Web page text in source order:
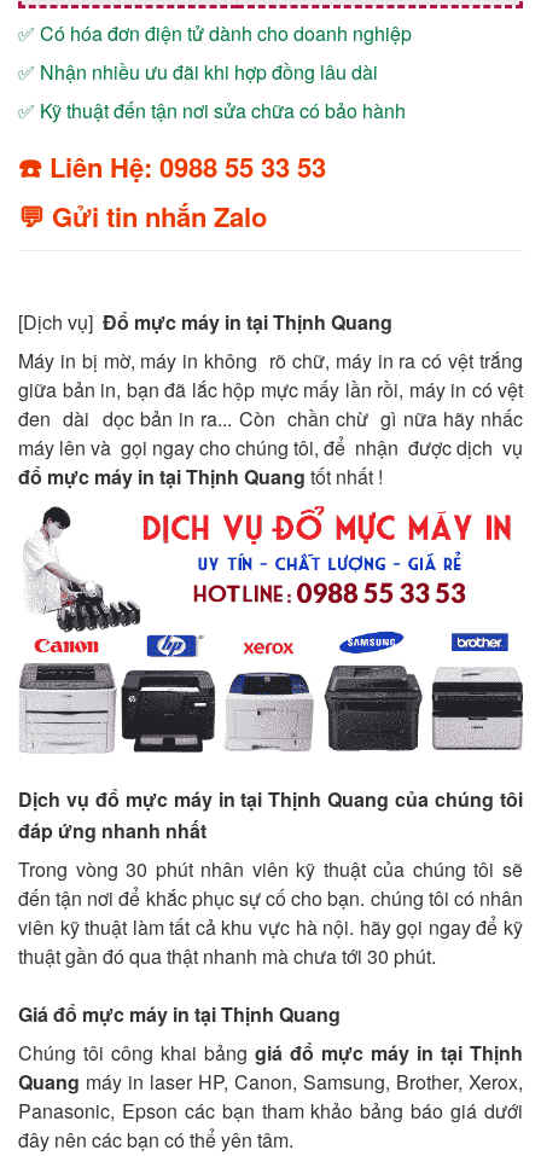
✅ Có hóa đơn điện tử dành cho doanh nghiệp
✅ Nhận nhiều ưu đãi khi hợp đồng lâu dài
✅ Kỹ thuật đến tận nơi sửa chữa có bảo hành
☎️ Liên Hệ: 0988 55 33 53
💬 Gửi tin nhắn Zalo
[Dịch vụ] Đổ mực máy in tại Thịnh Quang
Máy in bị mờ, máy in không rõ chữ, máy in ra có vệt trắng
giữa bản in, bạn đã lắc hộp mực mấy lần rồi, máy in có vệt
đen dài dọc bản in ra... Còn chần chừ gì nữa hãy nhấc
máy lên và gọi ngay cho chúng tôi, để nhận được dịch vụ
đổ mực máy in tại Thịnh Quang tốt nhất !
Dịch vụ đổ mực máy in tại Thịnh Quang của chúng tôi
đáp ứng nhanh nhất
Trong vòng 30 phút nhân viên kỹ thuật của chúng tôi sẽ
đến tận nơi để khắc phục sự cố cho bạn. chúng tôi có nhân
viên kỹ thuật làm tất cả khu vực hà nội. hãy gọi ngay để kỹ
thuật gần đó qua thật nhanh mà chưa tới 30 phút.
Giá đổ mực máy in tại Thịnh Quang
Chúng tôi công khai bảng giá đổ mực máy in tại Thịnh
Quang máy in laser HP, Canon, Samsung, Brother, Xerox,
Panasonic, Epson các bạn tham khảo bảng báo giá dưới
đây nên các bạn có thể yên tâm.